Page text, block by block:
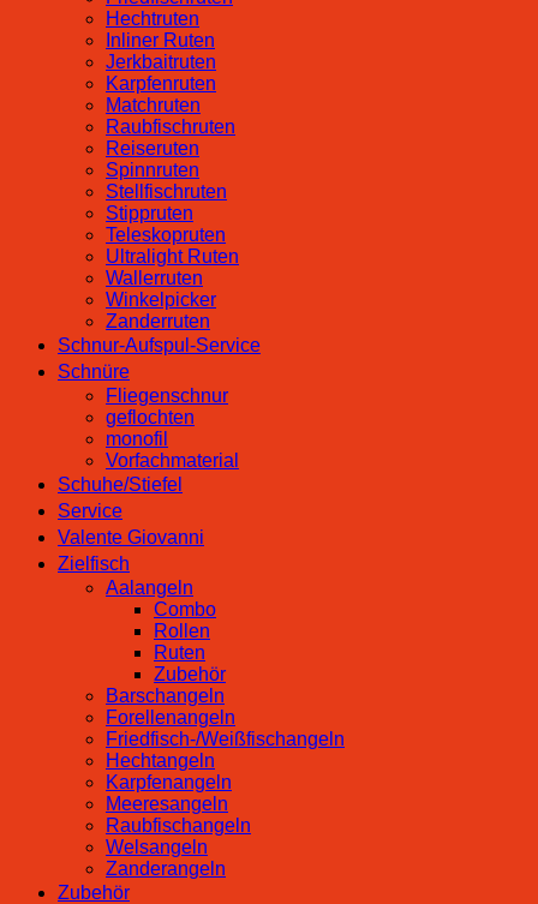
Hechtruten
Inliner Ruten
Jerkbaitruten
Karpfenruten
Matchruten
Raubfischruten
Reiseruten
Spinnruten
Stellfischruten
Stippruten
Teleskopruten
Ultralight Ruten
Wallerruten
Winkelpicker
Zanderruten
Schnur-Aufspul-Service
Schnüre
Fliegenschnur
geflochten
monofil
Vorfachmaterial
Schuhe/Stiefel
Service
Valente Giovanni
Zielfisch
Aalangeln
Combo
Rollen
Ruten
Zubehör
Barschangeln
Forellenangeln
Friedfisch-/Weißfischangeln
Hechtangeln
Karpfenangeln
Meeresangeln
Raubfischangeln
Welsangeln
Zanderangeln
Zubehör